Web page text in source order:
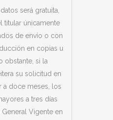
será gratuita,
titular únicamente
de envío o con
en copias u
obstante, si la
su solicitud en
a doce meses, los
a tres días
Vigente en